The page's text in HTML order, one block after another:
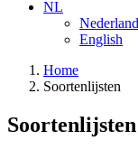
NL
English
Home
Soortenlijsten
Soortenlijsten